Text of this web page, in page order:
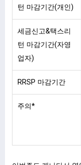
턴 마감기간(개인)
세금신고&택스리
턴 마감기간(자영
업자)
RRSP 마감기간
주의*